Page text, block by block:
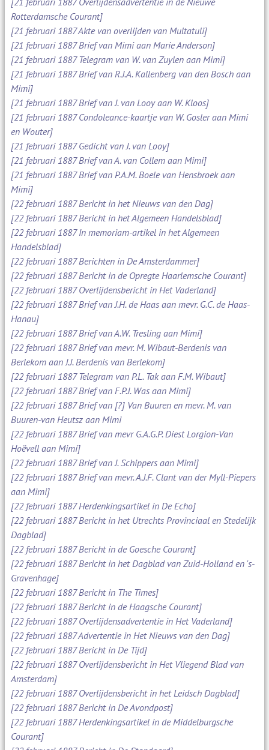
Rotterdamsche Courant]
[21 februari 1887 Akte van overlijden van Multatuli]
[21 februari 1887 Brief van Mimi aan Marie Anderson]
[21 februari 1887 Telegram van W. van Zuylen aan Mimi]
[21 februari 1887 Brief van R.J.A. Kallenberg van den Bosch aan
Mimi]
[21 februari 1887 Brief van J. van Looy aan W. Kloos]
[21 februari 1887 Condoleance-kaartje van W. Gosler aan Mimi
en Wouter]
[21 februari 1887 Gedicht van J. van Looy]
[21 februari 1887 Brief van A. van Collem aan Mimi]
[21 februari 1887 Brief van P.A.M. Boele van Hensbroek aan
Mimi]
[22 februari 1887 Bericht in het Nieuws van den Dag]
[22 februari 1887 Bericht in het Algemeen Handelsblad]
[22 februari 1887 In memoriam-artikel in het Algemeen
Handelsblad]
[22 februari 1887 Berichten in De Amsterdammer]
[22 februari 1887 Bericht in de Opregte Haarlemsche Courant]
[22 februari 1887 Overlijdensbericht in Het Vaderland]
[22 februari 1887 Brief van J.H. de Haas aan mevr. G.C. de Haas-
Hanau]
[22 februari 1887 Brief van A.W. Tresling aan Mimi]
[22 februari 1887 Brief van mevr. M. Wibaut-Berdenis van
Berlekom aan J.J. Berdenis van Berlekom]
[22 februari 1887 Telegram van P.L. Tak aan F.M. Wibaut]
[22 februari 1887 Brief van F.P.J. Was aan Mimi]
[22 februari 1887 Brief van [?] Van Buuren en mevr. M. van
Buuren-van Heutsz aan Mimi
[22 februari 1887 Brief van mevr G.A.G.P. Diest Lorgion-Van
Hoëvell aan Mimi]
[22 februari 1887 Brief van J. Schippers aan Mimi]
[22 februari 1887 Brief van mevr. A.J.F. Clant van der Myll-Piepers
aan Mimi]
[22 februari 1887 Herdenkingsartikel in De Echo]
[22 februari 1887 Bericht in het Utrechts Provinciaal en Stedelijk
Dagblad]
[22 februari 1887 Bericht in de Goesche Courant]
[22 februari 1887 Bericht in het Dagblad van Zuid-Holland en 's-
Gravenhage]
[22 februari 1887 Bericht in The Times]
[22 februari 1887 Bericht in de Haagsche Courant]
[22 februari 1887 Overlijdensadvertentie in Het Vaderland]
[22 februari 1887 Advertentie in Het Nieuws van den Dag]
[22 februari 1887 Bericht in De Tijd]
[22 februari 1887 Overlijdensbericht in Het Vliegend Blad van
Amsterdam]
[22 februari 1887 Overlijdensbericht in het Leidsch Dagblad]
[22 februari 1887 Bericht in De Avondpost]
[22 februari 1887 Herdenkingsartikel in de Middelburgsche
Courant]